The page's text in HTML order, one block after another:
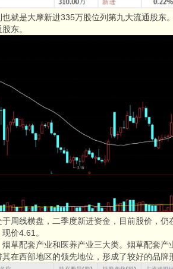
也就是大摩新进335万股位列第九大流通股东
东。
周线横盘，二季度新进资金，目前股价，仍
价4.61。
草配套产业和医养产业三大类。烟草配套产
其在西部地区的领先地位，形成了较好的品牌